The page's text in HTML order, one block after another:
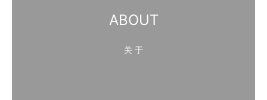
ABOUT
关 于